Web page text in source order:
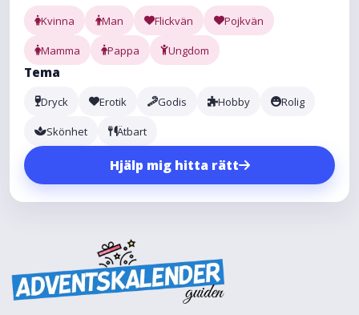
Kvinna Man Flickvän Pojkvän
Mamma Pappa Ungdom
Tema
Dryck Erotik Godis Hobby Rolig
Skönhet Ätbart
Hjälp mig hitta rätt